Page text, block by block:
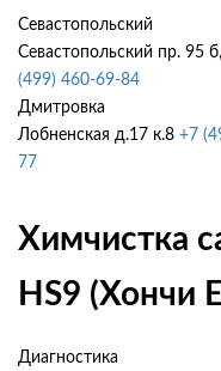
Севастопольский
Севастопольский пр. 95
(499) 460-69-84
Дмитровка
Лобненская д.17 к.8 +7
77
Химчистка
HS9 (Хончи
Диагностика